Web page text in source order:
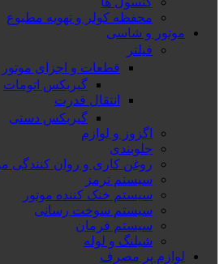
محفظه کولر و تهویه مطبوع
موتور و شاسی
فیلتر
قطعات و اجزای موتور
گیربکس اتومات
انتقال قدرت
گیربکس دستی
اگزوز و لوازم
جلوبندی
روغن کاری و روان کنندگی
سیستم ترمز
سیستم خنک کننده موتور
سیستم سوخت رسانی
سیستم فرمان
شیلنگ و لوله
لوازم پر مصرف